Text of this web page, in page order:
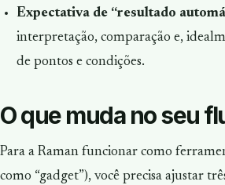
Expectativa de “resultado
interpretação, comparação e,
de pontos e condições.
O que muda no seu
Para a Raman funcionar como
como “gadget”), você precisa ajustar